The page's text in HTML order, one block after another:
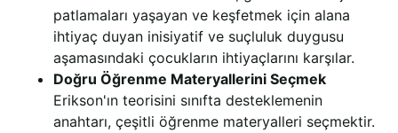
patlamaları yaşayan ve keşfetmek için alana
ihtiyaç duyan inisiyatif ve suçluluk duygusu
aşamasındaki çocukların ihtiyaçlarını karşılar.
Doğru Öğrenme Materyallerini Seçmek
Erikson'ın teorisini sınıfta desteklemenin
anahtarı, çeşitli öğrenme materyalleri seçmektir.